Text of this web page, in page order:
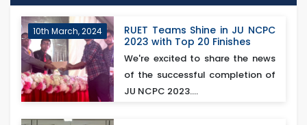
10th March, 2024
RUET Teams Shine in JU NCPC
2023 with Top 20 Finishes
We're excited to share the news
of the successful completion of
JU NCPC 2023....